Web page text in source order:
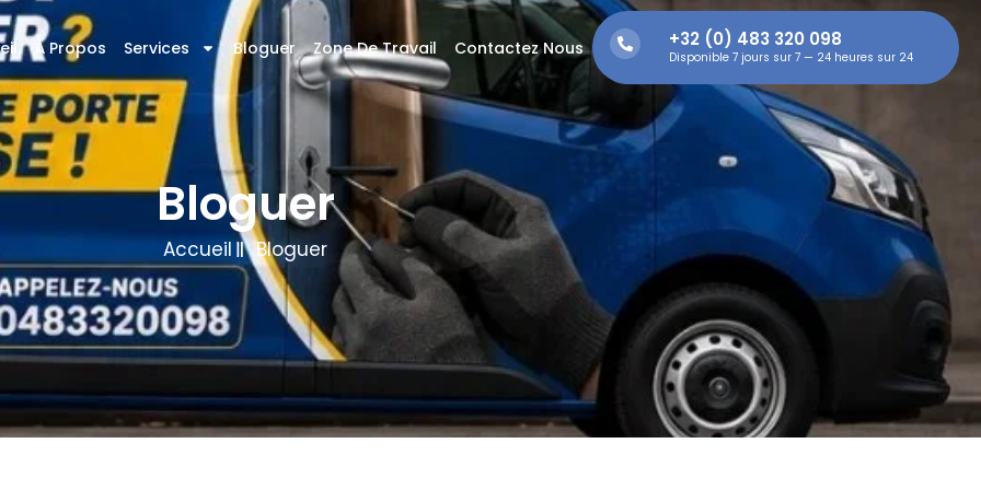
À Propos Services Bloguer Zone De Travail Contactez Nous +32 (0) 483 320 098
Disponible 7 jours sur 7 — 24 heures sur 24
Bloguer
Accueil Bloguer